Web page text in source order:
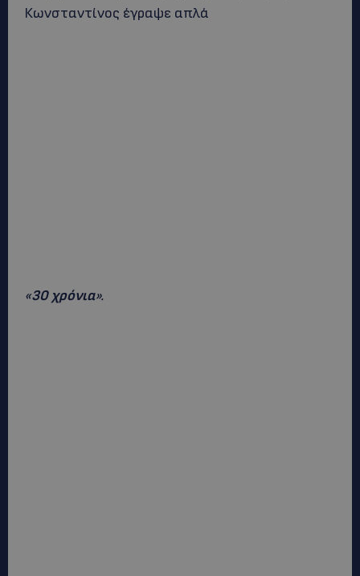
Κωνσταντίνος έγραψε απλά
«30 χρόνια».